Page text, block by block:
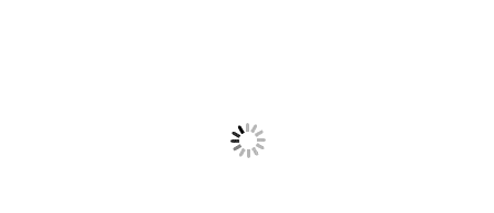
Душпастирський план Вроцлавсько-Кошалінської єпархії